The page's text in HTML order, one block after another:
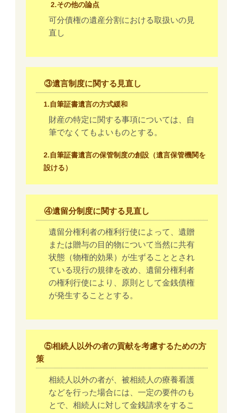
2.その他の論点
可分債権の遺産分割における取扱いの見
直し
③遺言制度に関する見直し
1.自筆証書遺言の方式緩和
財産の特定に関する事項については、自
筆でなくてもよいものとする。
2.自筆証書遺言の保管制度の創設（遺言保管機関を
設ける）
④遺留分制度に関する見直し
遺留分権利者の権利行使によって、遺贈
または贈与の目的物について当然に共有
状態（物権的効果）が生ずることとされ
ている現行の規律を改め、遺留分権利者
の権利行使により、原則として金銭債権
が発生することとする。
⑤相続人以外の者の貢献を考慮するための方
策
相続人以外の者が、被相続人の療養看護
などを行った場合には、一定の要件のも
とで、相続人に対して金銭請求をするこ